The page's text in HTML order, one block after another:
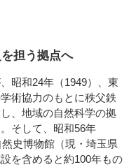
担う拠点へ
昭和24年（1949）、東
術協力のもとに秩父鉄
、地域の自然科学の拠
そして、昭和56年
史博物館（現・埼玉県
を含めると約100年もの